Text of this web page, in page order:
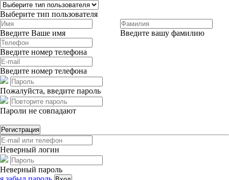
Выберите тип пользователя
Введите Ваше имя Введите вашу фамилию
Введите номер телефона
Введите номер телефона
Пожалуйста, введите пароль
Пароли не совпадают
Регистрация
Неверный логин
Неверный пароль